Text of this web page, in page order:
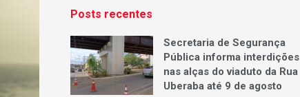
Posts recentes
Secretaria de Segurança
Pública informa interdições
nas alças do viaduto da Rua
Uberaba até 9 de agosto